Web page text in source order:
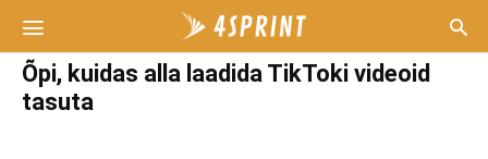
Õpi, kuidas alla laadida TikToki videoid
tasuta